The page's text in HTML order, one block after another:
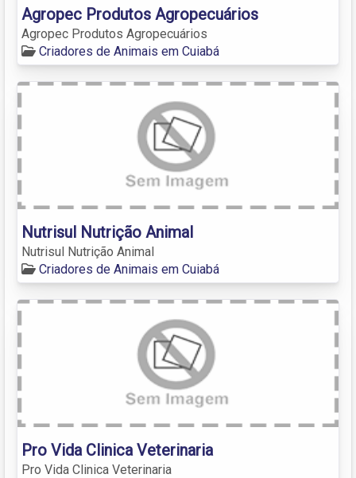
Agropec Produtos Agropecuários
Agropec Produtos Agropecuários
Criadores de Animais em Cuiabá
Nutrisul Nutrição Animal
Nutrisul Nutrição Animal
Criadores de Animais em Cuiabá
Pro Vida Clinica Veterinaria
Pro Vida Clinica Veterinaria